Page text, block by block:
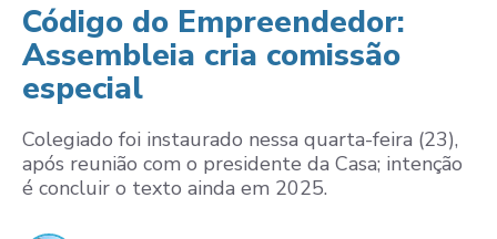
Código do Empreendedor:
Assembleia cria comissão
especial
Colegiado foi instaurado nessa quarta-feira (23),
após reunião com o presidente da Casa; intenção
é concluir o texto ainda em 2025.